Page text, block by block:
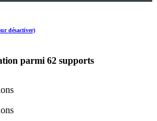
désactiver)
parmi 62 supports